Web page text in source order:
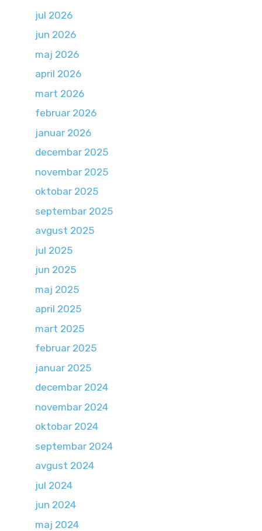
jul 2026
jun 2026
maj 2026
april 2026
mart 2026
februar 2026
januar 2026
decembar 2025
novembar 2025
oktobar 2025
septembar 2025
avgust 2025
jul 2025
jun 2025
maj 2025
april 2025
mart 2025
februar 2025
januar 2025
decembar 2024
novembar 2024
oktobar 2024
septembar 2024
avgust 2024
jul 2024
jun 2024
maj 2024